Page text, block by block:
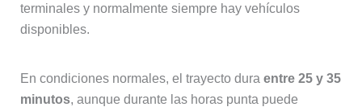
terminales y normalmente siempre hay vehículos
disponibles.
En condiciones normales, el trayecto dura entre 25 y 35
minutos, aunque durante las horas punta puede